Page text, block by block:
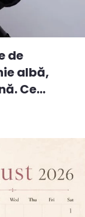
de
albă,
Ce